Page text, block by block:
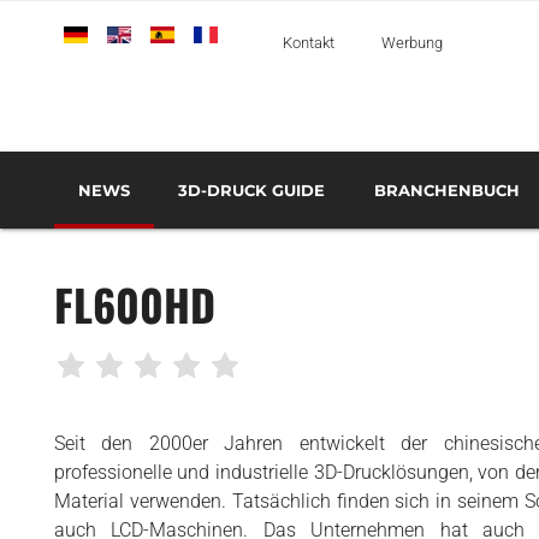
DeutschEnglishEspañolFrançaisItalianoKontakt Werbung
NEWS
LUFT- UND RAUMFAHRT UND
MEDIZIN UND ZAHNMEDIZIN
3D MATERIALIEN
3D-SCANNER
3D-DRUCK GUIDE BRANCHENBUCH
FL600HD
Seit den 2000er Jahren entwickelt der
professionelle und industrielle 3D-Drucklösungen, von
Material verwenden. Tatsächlich finden sich in seinem
auch LCD-Maschinen. Das Unternehmen hat auch